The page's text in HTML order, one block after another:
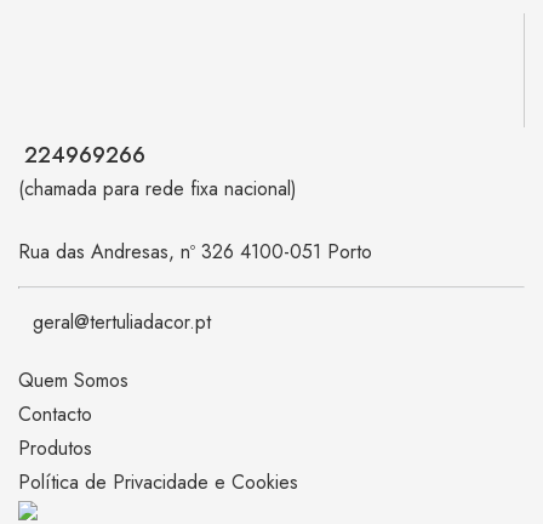
224969266
(chamada para rede fixa nacional)
Rua das Andresas, nº 326 4100-051 Porto
geral@tertuliadacor.pt
Quem Somos
Contacto
Produtos
Política de Privacidade e Cookies